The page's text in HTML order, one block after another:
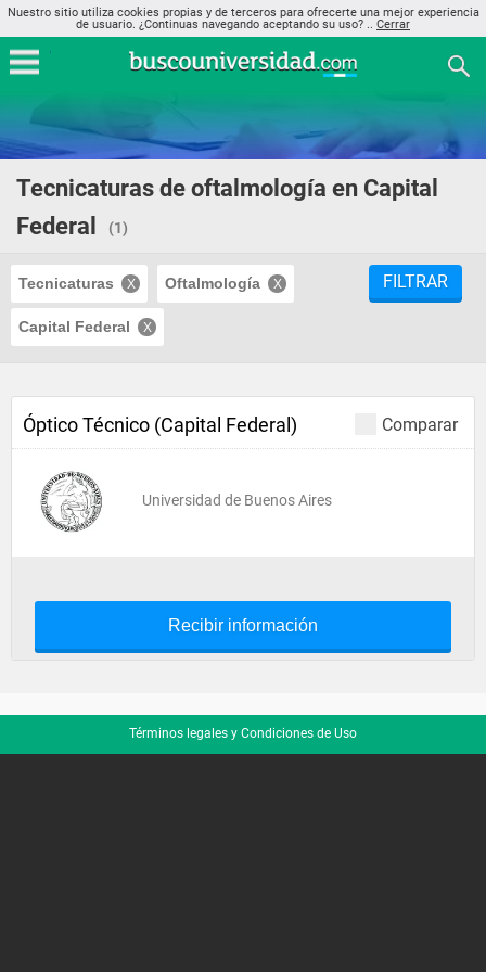
Nuestro sitio utiliza cookies propias y de terceros para ofrecerte una mejor experiencia
de usuario. ¿Continuas navegando aceptando su uso? .. Cerrar
Tecnicaturas de oftalmología en Capital
Federal
(1)
Tecnicaturas Oftalmología
Capital Federal
FILTRAR
Comparar
Óptico Técnico (Capital Federal)
Universidad de Buenos Aires
Recibir información
Términos legales y Condiciones de Uso